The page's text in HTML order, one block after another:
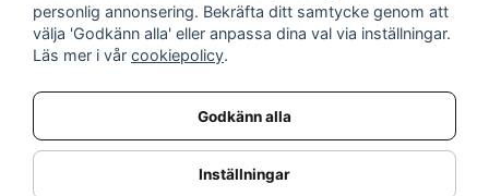
Textil & Mattor
Möbler
personlig annonsering. Bekräfta ditt samtycke genom att
välja 'Godkänn alla' eller anpassa dina val via inställningar.
Läs mer i vår cookiepolicy.
Godkänn alla
Inställningar